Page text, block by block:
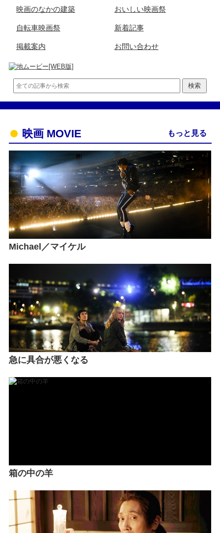
映画のなかの建築 おいしい映画祭
自転車映画祭 新着記事
掲載案内 お問い合わせ
映画 MOVIE もっと見る
Michael／マイケル
急に具合が悪くなる
箱の中の羊